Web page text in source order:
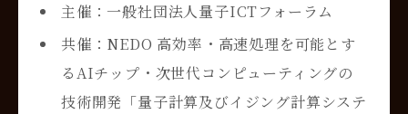
主催：一般社団法人量子ICTフォーラム
共催： NEDO 高効率・高速処理を可能とす
るAIチップ・次世代コンピューティングの
技術開発 「量子計算及びイジング計算システ